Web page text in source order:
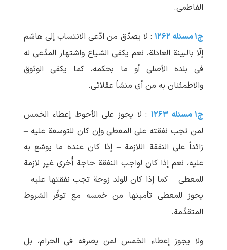
الفاطمی.
ج۱ مسئله ۱۲۶۲
: لا یصدّق من ادّعی الانتساب إلی هاشم
إلّا بالبینة العادلة، نعم یکفی الشیاع واشتهار المدّعی له
فی بلده الأصلی أو ما بحکمه، کما یکفی الوثوق
والاطمئنان به من أی منشأ عقلائی.
ج۱ مسئله ۱۲۶۳
: لا یجوز علی الأحوط إعطاء الخمس
لمن تجب نفقته علی المعطی وإن کان للتوسعة علیه –
زائداً علی النفقة اللازمة – إذا کان عنده ما یوسّع به
علیه، نعم إذا کان لواجب النفقة حاجة أُخری غیر لازمة
للمعطی – کما إذا کان للولد زوجة تجب نفقتها علیه –
یجوز للمعطی تأمینها من خمسه مع توفّر الشروط
المتقدّمة.
ولا یجوز إعطاء الخمس لمن یصرفه فی الحرام، بل